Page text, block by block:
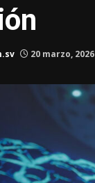
20 marzo, 2026